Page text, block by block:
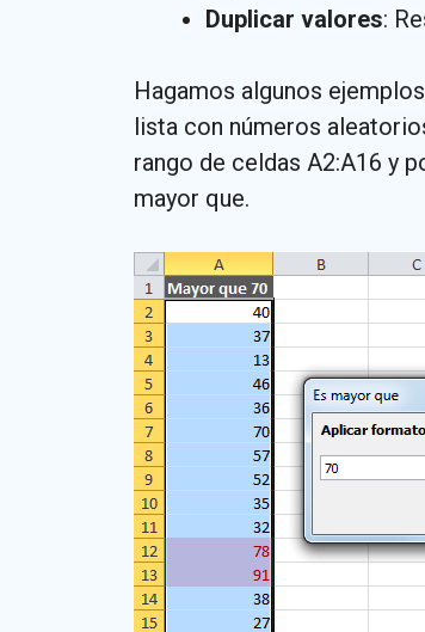
Duplicar valores:
Hagamos algunos
lista con números
rango de celdas A2:A16 y
mayor que.